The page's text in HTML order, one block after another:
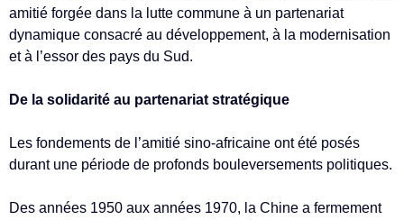
amitié forgée dans la lutte commune à un partenariat
dynamique consacré au développement, à la modernisation
et à l’essor des pays du Sud.
De la solidarité au partenariat stratégique
Les fondements de l’amitié sino-africaine ont été posés
durant une période de profonds bouleversements politiques.
Des années 1950 aux années 1970, la Chine a fermement